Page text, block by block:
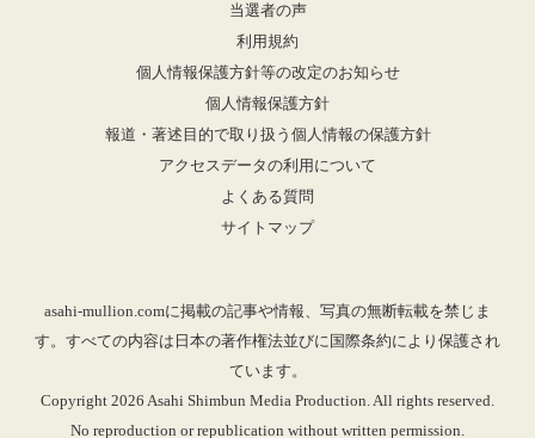
当選者の声
利用規約
個人情報保護方針等の改定のお知らせ
個人情報保護方針
報道・著述目的で取り扱う個人情報の保護方針
アクセスデータの利用について
よくある質問
サイトマップ
asahi-mullion.comに掲載の記事や情報、写真の無断転載を禁じま
す。すべての内容は日本の著作権法並びに国際条約により保護され
ています。
Copyright 2026 Asahi Shimbun Media Production. All rights reserved.
No reproduction or republication without written permission.